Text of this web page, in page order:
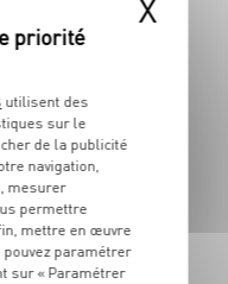
1€
19
125g - Soit 9€52 le kg
08
X
utilisent des
sur le
de la publicité
navigation,
mesurer
permettre
mettre en œuvre
paramétrer
sur « Paramétrer